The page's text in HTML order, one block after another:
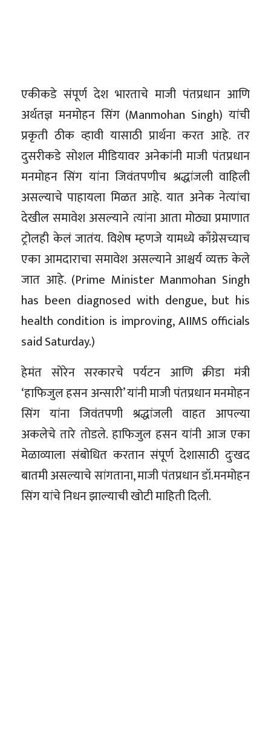
एकीकडे संपूर्ण देश भारताचे माजी पंतप्रधान आणि
अर्थतज्ञ मनमोहन सिंग (Manmohan Singh) यांची
प्रकृती ठीक व्हावी यासाठी प्रार्थना करत आहे. तर
दुसरीकडे सोशल मीडियावर अनेकांनी माजी पंतप्रधान
मनमोहन सिंग यांना जिवंतपणीच श्रद्धांजली वाहिली
असल्याचे पाहायला मिळत आहे. यात अनेक नेत्यांचा
देखील समावेश असल्याने त्यांना आता मोठ्या प्रमाणात
ट्रोलही केलं जातंय. विशेष म्हणजे यामध्ये काँग्रेसच्याच
एका आमदाराचा समावेश असल्याने आश्चर्य व्यक्त केले
जात आहे. (Prime Minister Manmohan Singh
has been diagnosed with dengue, but his
health condition is improving, AIIMS officials
said Saturday.)
हेमंत सोरेन सरकारचे पर्यटन आणि क्रीडा मंत्री
‘हाफिजुल हसन अन्सारी’ यांनी माजी पंतप्रधान मनमोहन
सिंग यांना जिवंतपणी श्रद्धांजली वाहत आपल्या
अकलेचे तारे तोडले. हाफिजुल हसन यांनी आज एका
मेळाव्याला संबोधित करतान संपूर्ण देशासाठी दुःखद
बातमी असल्याचे सांगताना, माजी पंतप्रधान डॉ.मनमोहन
सिंग यांचे निधन झाल्याची खोटी माहिती दिली.